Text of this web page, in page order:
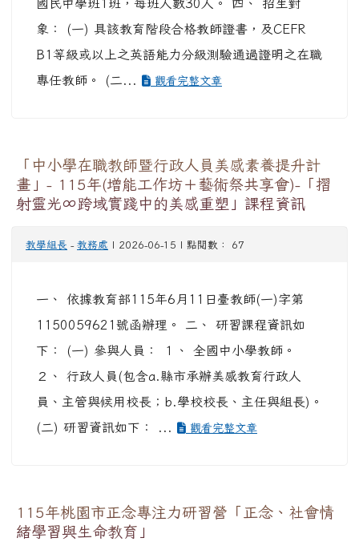
國民中學班1班，每班人數30人。 四、 招生對
象： (一) 具該教育階段合格教師證書，及CEFR
B1等級或以上之英語能力分級測驗通過證明之在職
專任教師。 (二...
觀看完整文章
「中小學在職教師暨行政人員美感素養提升計
畫」- 115年(增能工作坊＋藝術祭共享會)-「摺
射靈光∞跨域實踐中的美感重塑」課程資訊
教學組長 - 教務處 | 2026-06-15 | 點閱數： 67
一、 依據教育部115年6月11日臺教師(一)字第
1150059621號函辦理。 二、 研習課程資訊如
下： (一) 參與人員： １、 全國中小學教師。
２、 行政人員(包含a.縣市承辦美感教育行政人
員、主管與候用校長；b.學校校長、主任與組長)。
(二) 研習資訊如下： ...
觀看完整文章
115年桃園市正念專注力研習營「正念、社會情
緒學習與生命教育」